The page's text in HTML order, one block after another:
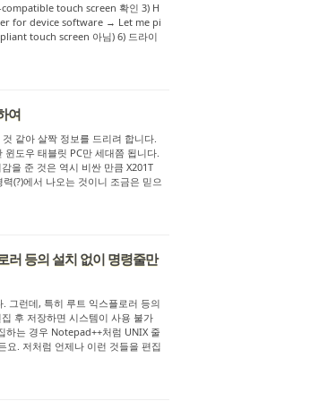
touch screen 확인 3) H
for device software → Let me pi
touch screen 아님) 6) 드라이
여
같아 살짝 정보를 드리려 합니다.
도우 태블릿 PC만 세대쯤 됩니다.
을 준 것은 역시 비싼 만큼 X201T
(?)에서 나오는 것이니 조금은 믿으
러 등의 설치 없이 명령줄만
그런데, 특히 루트 익스플로러 등의
후 저장하면 시스템이 사용 불가
하는 경우 Notepad++처럼 UNIX 줄
요. 저처럼 언제나 이런 것들을 편집